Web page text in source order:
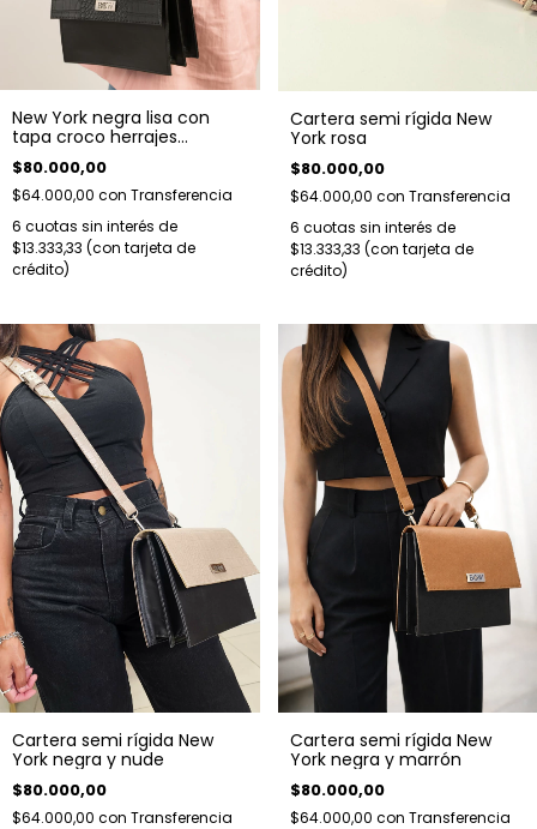
New York negra lisa con
tapa croco herrajes
plateados
$80.000,00
$64.000,00 con Transferencia
6 cuotas sin interés de
$13.333,33
Cartera semi rígida New
York rosa
$80.000,00
$64.000,00 con Transferencia
6 cuotas sin interés de
$13.333,33
Cartera semi rígida New
York negra y nude
$80.000,00
$64.000,00 con Transferencia
Cartera semi rígida New
York negra y marrón
$80.000,00
$64.000,00 con Transferencia